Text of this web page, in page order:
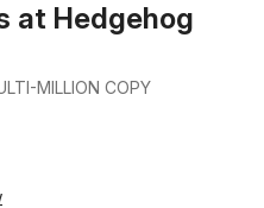
at Hedgehog
MILLION COPY